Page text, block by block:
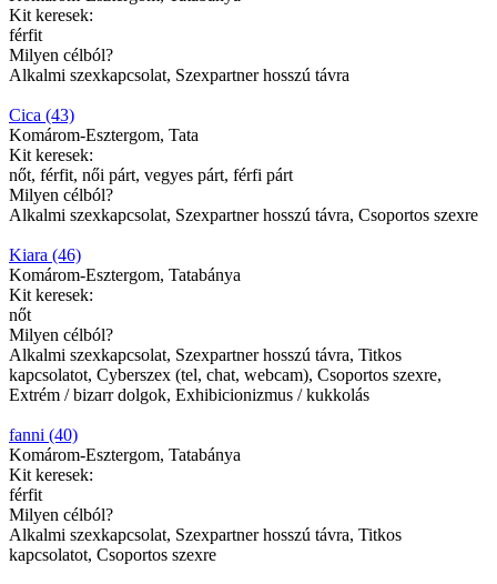
Kit keresek:
férfit
Milyen célból?
Alkalmi szexkapcsolat, Szexpartner hosszú távra
Cica (43)
Komárom-Esztergom, Tata
Kit keresek:
nőt, férfit, női párt, vegyes párt, férfi párt
Milyen célból?
Alkalmi szexkapcsolat, Szexpartner hosszú távra, Csoportos szexre
Kiara (46)
Komárom-Esztergom, Tatabánya
Kit keresek:
nőt
Milyen célból?
Alkalmi szexkapcsolat, Szexpartner hosszú távra, Titkos
kapcsolatot, Cyberszex (tel, chat, webcam), Csoportos szexre,
Extrém / bizarr dolgok, Exhibicionizmus / kukkolás
fanni (40)
Komárom-Esztergom, Tatabánya
Kit keresek:
férfit
Milyen célból?
Alkalmi szexkapcsolat, Szexpartner hosszú távra, Titkos
kapcsolatot, Csoportos szexre